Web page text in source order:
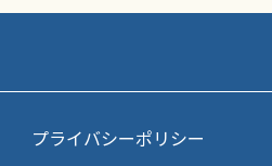
プライバシーポリシー